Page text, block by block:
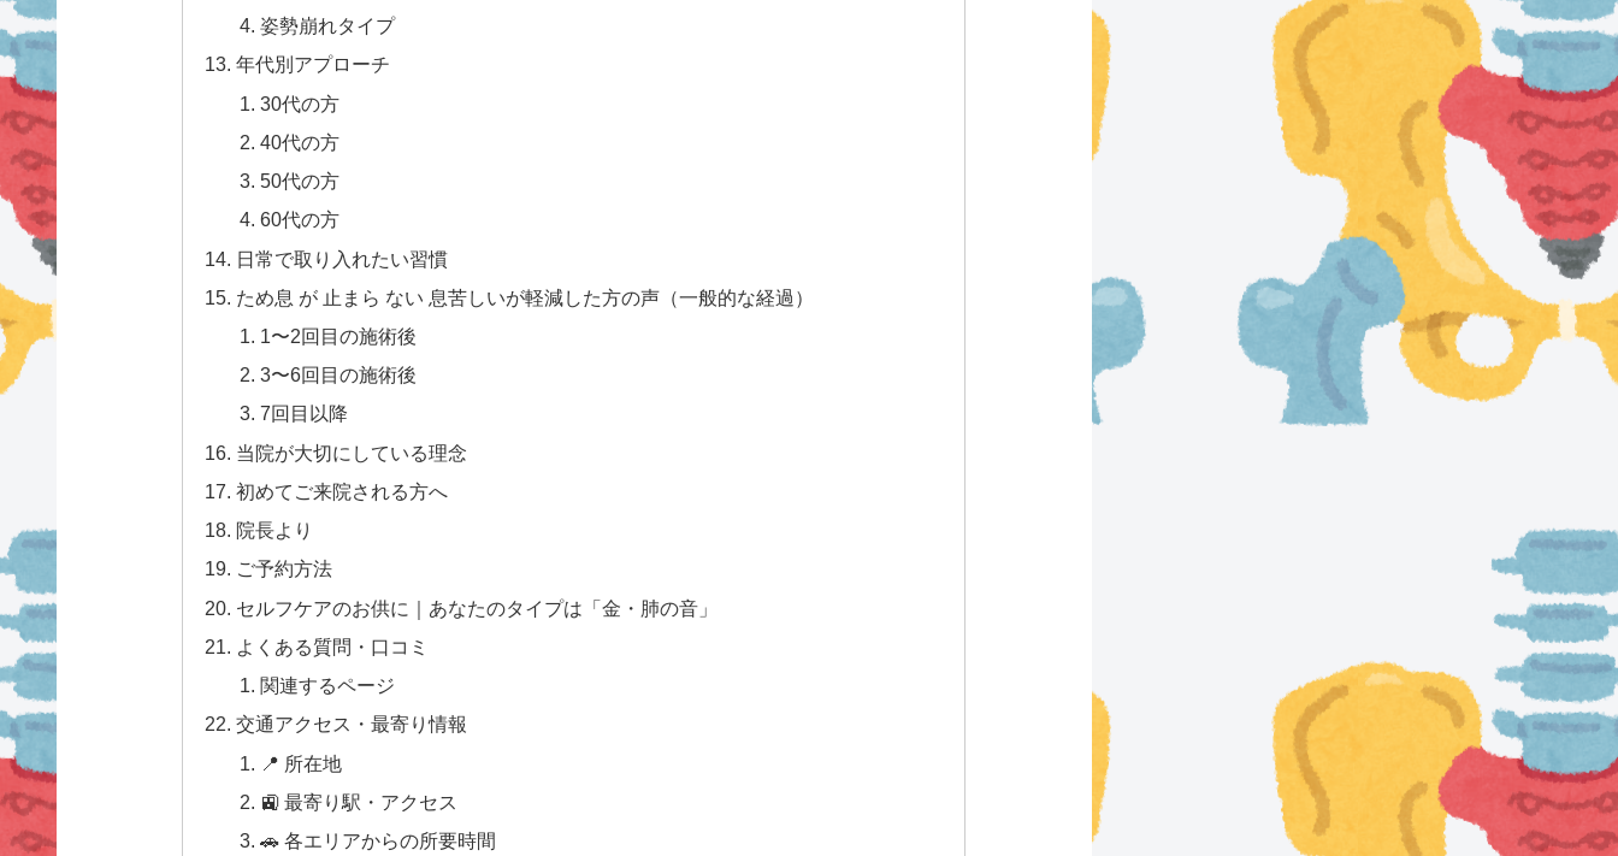
姿勢崩れタイプ
年代別アプローチ
30代の方
40代の方
50代の方
60代の方
日常で取り入れたい習慣
ため息 が 止まら ない 息苦しいが軽減した方の声（一般的な経過）
1〜2回目の施術後
3〜6回目の施術後
7回目以降
当院が大切にしている理念
初めてご来院される方へ
院長より
ご予約方法
セルフケアのお供に｜あなたのタイプは「金・肺の音」
よくある質問・口コミ
関連するページ
交通アクセス・最寄り情報
📍 所在地
🚉 最寄り駅・アクセス
🚗 各エリアからの所要時間